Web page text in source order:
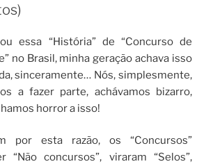
essa “História” de “Concurso de
no Brasil, minha geração achava isso
sinceramente… Nós, simplesmente,
a fazer parte, achávamos bizarro,
horror a isso!
por esta razão, os “Concursos”
“Não concursos”, viraram “Selos”,